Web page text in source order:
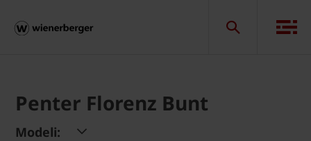
Penter Florenz Bunt
Modeli: